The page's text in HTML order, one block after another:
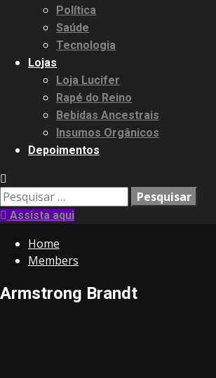
Política
Saúde
Tecnologia
Lojas
Loja Lucifer
Rapé do Reino
Bebidas Ancestrais
Insumos Orgânicos
Depoimentos
Pesquisar
por:Assista aqui
Home
Members
Armstrong Brandt